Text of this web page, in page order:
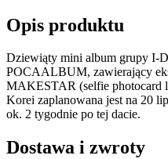
Opis produktu
Dziewiąty mini album grupy I-
POCAALBUM, zawierający
MAKESTAR (selfie photocard
Korei zaplanowana jest na 20
ok. 2 tygodnie po tej dacie.
Dostawa i zwroty